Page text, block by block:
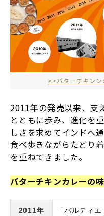
>>バターチキン
2011年の発売以来、支
とともに歩み、進化を
しさを求めてインドへ
食べ歩きながらたどり
を重ねてきました。
バターチキンカレーの
2011年
「バルティ